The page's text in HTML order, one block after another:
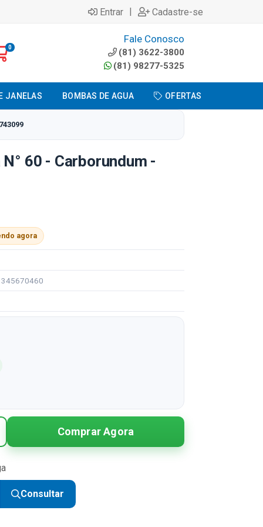
Entrar | Cadastre-se
0
Fale Conosco
(81) 3622-3800
(81) 98277-5325
JANELAS BOMBAS DE AGUA OFERTAS
60 - Carborundum -
agora
Comprar Agora
Consultar